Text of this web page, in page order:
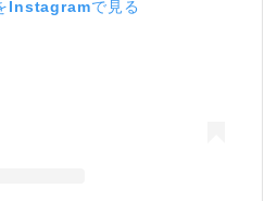
Instagramで見る